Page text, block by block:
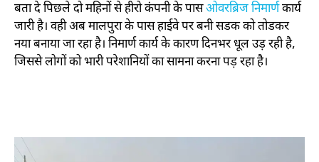
बता दे पिछले दो महिनों से हीरो कंपनी के पासओवरब्रिज निमार्णकार्य
जारी है। वही अब मालपुरा के पास हाईवे पर बनी सडक को तोडकर
नया बनाया जा रहा है। निमार्ण कार्य के कारण दिनभर धूल उड़ रही है,
जिससे लोगों को भारी परेशानियों का सामना करना पड़ रहा है।